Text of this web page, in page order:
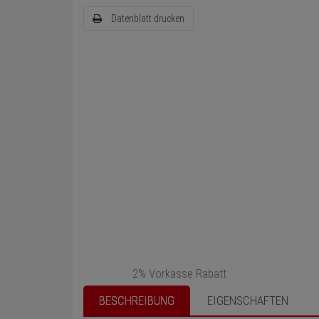
Datenblatt drucken
2% Vorkasse Rabatt
BESCHREIBUNG
EIGENSCHAFTEN